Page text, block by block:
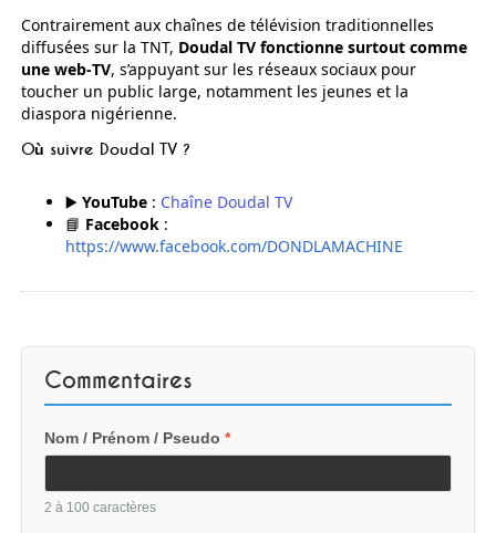
Contrairement aux chaînes de télévision traditionnelles
diffusées sur la TNT, Doudal TV fonctionne surtout comme
une web‑TV, s’appuyant sur les réseaux sociaux pour
toucher un public large, notamment les jeunes et la
diaspora nigérienne.
Où suivre Doudal TV ?
▶️YouTube : Chaîne Doudal TV
📘 Facebook :
https://www.facebook.com/DONDLAMACHINE
Commentaires
Nom / Prénom / Pseudo*
2 à 100 caractères